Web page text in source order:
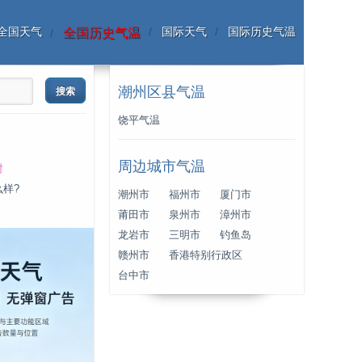
国天气 全国历史气温 国际天气 国际历史气温
样?
潮州区县气温
饶平气温
周边城市气温
潮州市 福州市
厦门市
莆田市
泉州市
漳州市
龙岩市
三明市
钓鱼岛
赣州市
香港特别行政区
台中市